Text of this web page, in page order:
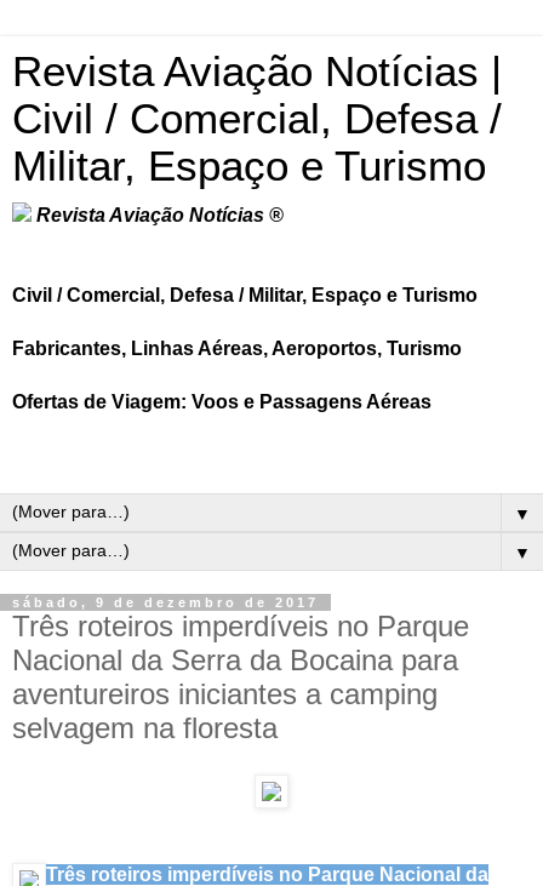
Revista Aviação Notícias |
Civil / Comercial, Defesa /
Militar, Espaço e Turismo
Revista Aviação Notícias ®
Civil / Comercial, Defesa / Militar, Espaço e Turismo
Fabricantes, Linhas Aéreas, Aeroportos, Turismo
Ofertas de Viagem: Voos e Passagens Aéreas
▼
▼
sábado, 9 de dezembro de 2017
Três roteiros imperdíveis no Parque
Nacional da Serra da Bocaina para
aventureiros iniciantes a camping
selvagem na floresta
Três roteiros imperdíveis no Parque Nacional da